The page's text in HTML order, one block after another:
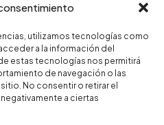
utilizamos tecnologías como
a la información del
estas tecnologías nos permitirá
de navegación o las
No consentir o retirar el
a ciertas
Next Generation EU